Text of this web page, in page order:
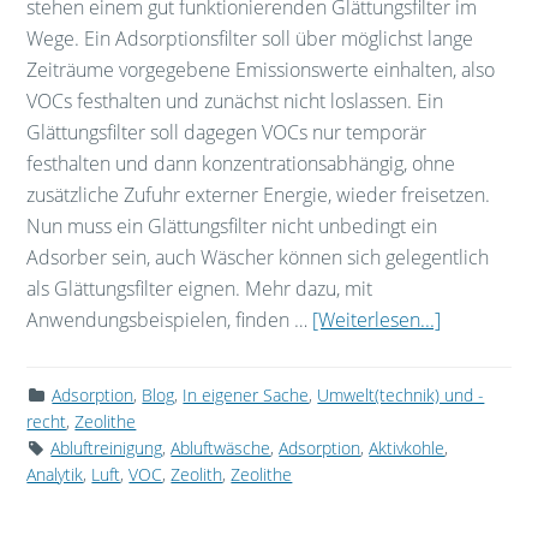
stehen einem gut funktionierenden Glättungsfilter im
Wege. Ein Adsorptionsfilter soll über möglichst lange
Zeiträume vorgegebene Emissionswerte einhalten, also
VOCs festhalten und zunächst nicht loslassen. Ein
Glättungsfilter soll dagegen VOCs nur temporär
festhalten und dann konzentrationsabhängig, ohne
zusätzliche Zufuhr externer Energie, wieder freisetzen.
Nun muss ein Glättungsfilter nicht unbedingt ein
Adsorber sein, auch Wäscher können sich gelegentlich
als Glättungsfilter eignen. Mehr dazu, mit
Anwendungsbeispielen, finden … [Weiterlesen...]
Adsorption, Blog, In eigener Sache, Umwelt(technik) und -
recht,Zeolithe
Abluftreinigung,Abluftwäsche,Adsorption,Aktivkohle,
Analytik, Luft,VOC,Zeolith,Zeolithe